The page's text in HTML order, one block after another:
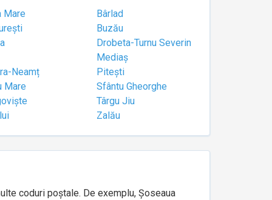
Mare
Bârlad
Buzău
Drobeta-Turnu Severin
Mediaș
Neamț
Pitești
Mare
Sfântu Gheorghe
Târgu Jiu
Zalău
coduri poștale. De exemplu, Șoseaua